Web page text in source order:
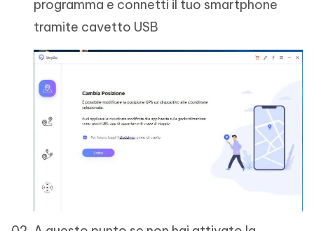
programma e connetti il tuo smartphone
tramite cavetto USB